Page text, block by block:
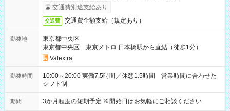
交通費別途支給あり
交通費 交通費全額支給（規定あり）
勤務地
東京都中央区
東京都中央区 東京メトロ 日本橋駅から直結（徒歩1分）
Valextra
勤務時間
10:00～20:00 実働7.5時間／休憩1.5時間 営業時間に合わせた
シフト制
期間 3か月程度の短期予定 ※開始日はお気軽にご相談ください